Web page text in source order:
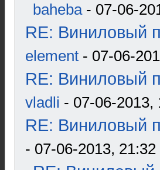
baheba- 07-06-
RE: Виниловый
element - 07-06-
RE: Виниловый
vladli - 07-06-2013,
RE: Виниловый
- 07-06-2013, 21:32